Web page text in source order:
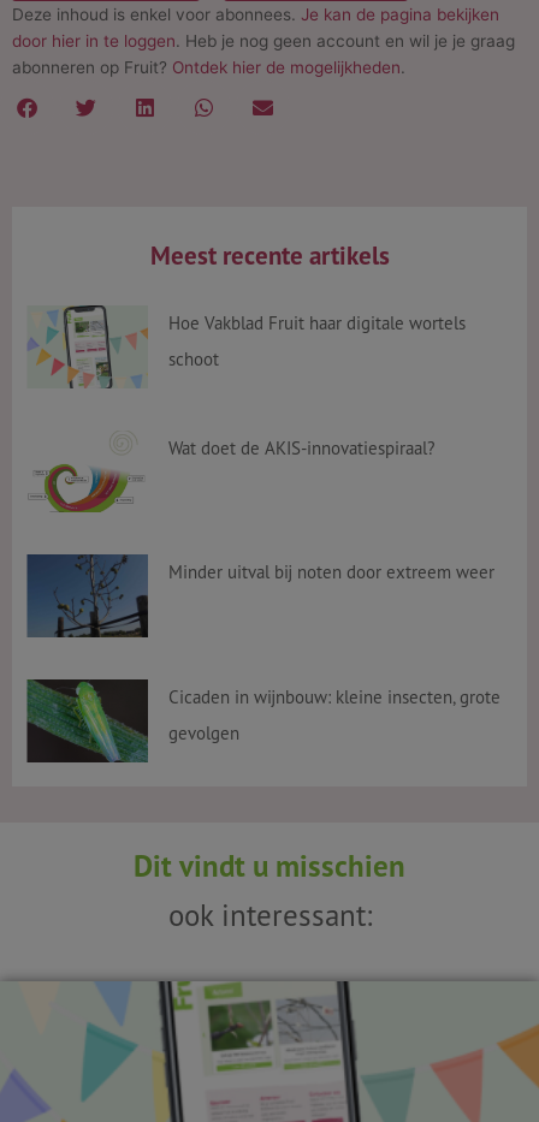
Deze inhoud is enkel voor abonnees. Je kan de pagina bekijken
door hier in te loggen. Heb je nog geen account en wil je je graag
abonneren op Fruit? Ontdek hier de mogelijkheden.
Meest recente artikels
Hoe Vakblad Fruit haar digitale wortels
schoot
Wat doet de AKIS-innovatiespiraal?
Minder uitval bij noten door extreem weer
Cicaden in wijnbouw: kleine insecten, grote
gevolgen
Dit vindt u misschien
ook interessant: